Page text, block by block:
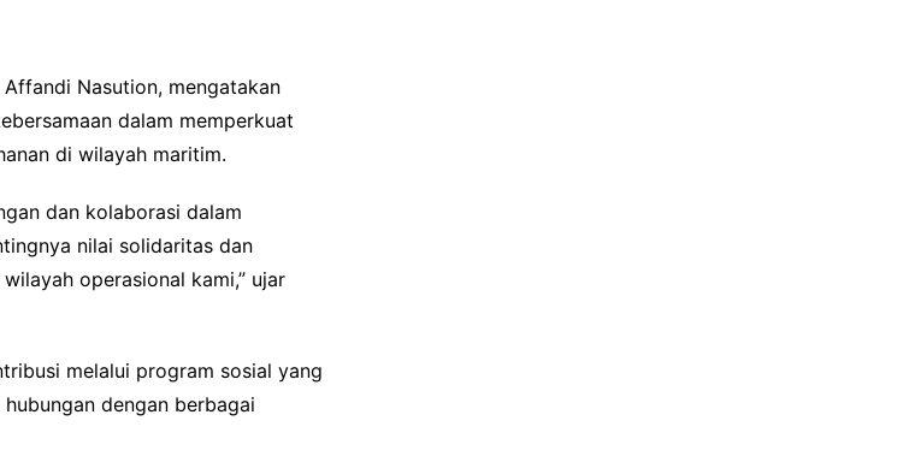
Nasution, mengatakan
dalam memperkuat
di wilayah maritim.
dan kolaborasi dalam
nilai solidaritas dan
operasional kami,” ujar
melalui program sosial yang
dengan berbagai